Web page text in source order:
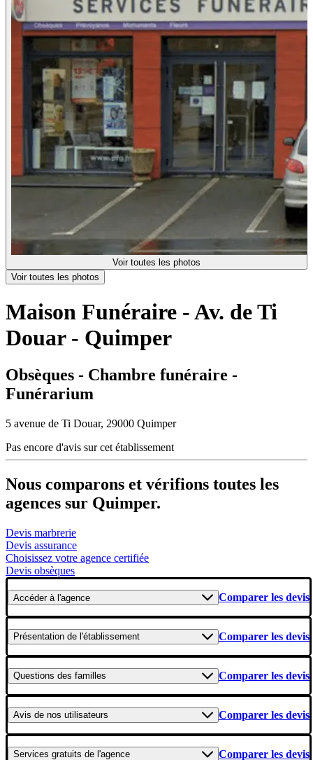
Voir toutes les photos
Voir toutes les photos
Maison Funéraire - Av. de Ti
Douar - Quimper
Obsèques - Chambre funéraire -
Funérarium
5 avenue de Ti Douar, 29000 Quimper
Pas encore d'avis sur cet établissement
Nous comparons et vérifions toutes les
agences sur Quimper.
Devis marbrerie
Devis assurance
Choisissez votre agence certifiée
Devis obsèques
Accéderà l'agence Comparer les devis
Présentation de l'établissement Comparer les devis
Questions des familles Comparer les devis
Avis de nos utilisateurs Comparer les devis
Services gratuits de l'agence Comparer les devis